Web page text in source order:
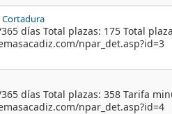
días Total plazas: 175 Total
npar_det.asp?id=3
días Total plazas: 358 Tarifa
npar_det.asp?id=4